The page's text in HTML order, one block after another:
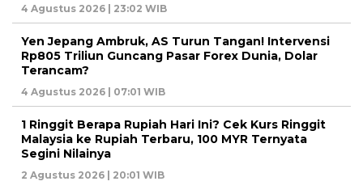
4 Agustus 2026 | 23:02 WIB
Yen Jepang Ambruk, AS Turun Tangan! Intervensi
Rp805 Triliun Guncang Pasar Forex Dunia, Dolar
Terancam?
4 Agustus 2026 | 07:01 WIB
1 Ringgit Berapa Rupiah Hari Ini? Cek Kurs Ringgit
Malaysia ke Rupiah Terbaru, 100 MYR Ternyata
Segini Nilainya
2 Agustus 2026 | 20:01 WIB